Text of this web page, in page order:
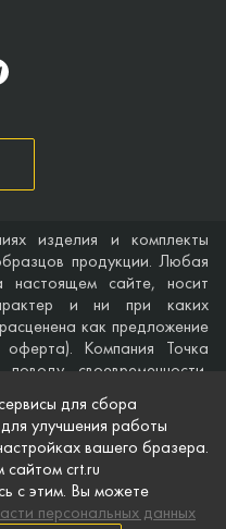
изделия и комплекты
продукции. Любая
настоящем сайте, носит
и ни при каких
как предложение
оферта). Компания Точка
своевременности,
на веб-сайте, а также по
к нему в любое время.
комплектация изделий,
примера и могут быть
уведомления.
для сбора
улучшения работы
вашего бразера.
сайтом crt.ru
с этим. Вы можете
персональных данных